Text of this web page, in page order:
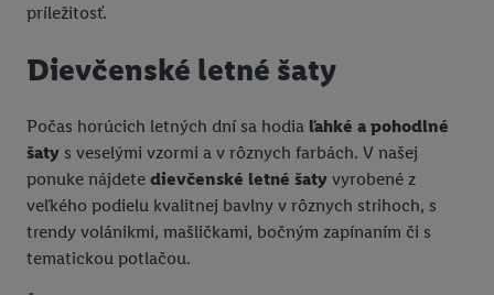
príležitosť.
Dievčenské letné šaty
Počas horúcich letných dní sa hodia ľahké a pohodlné
šaty s veselými vzormi a v rôznych farbách. V našej
ponuke nájdete dievčenské letné šaty vyrobené z
veľkého podielu kvalitnej bavlny v rôznych strihoch, s
trendy volánikmi, mašličkami, bočným zapínaním či s
tematickou potlačou.